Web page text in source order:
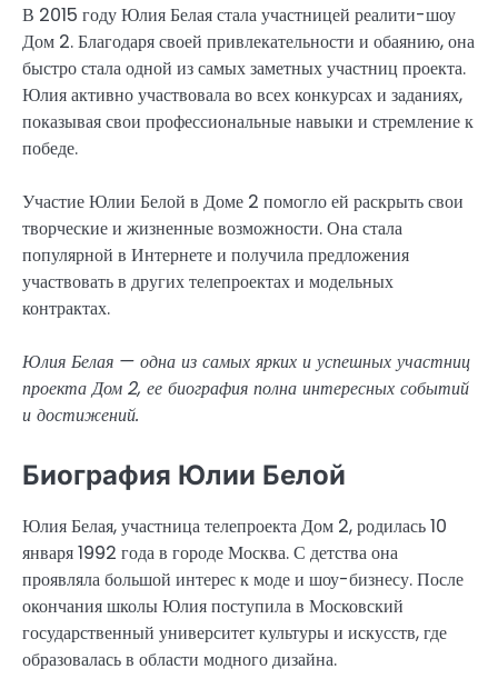
В 2015 году Юлия Белая стала участницей реалити-шоу
Дом 2. Благодаря своей привлекательности и обаянию, она
быстро стала одной из самых заметных участниц проекта.
Юлия активно участвовала во всех конкурсах и заданиях,
показывая свои профессиональные навыки и стремление к
победе.
Участие Юлии Белой в Доме 2 помогло ей раскрыть свои
творческие и жизненные возможности. Она стала
популярной в Интернете и получила предложения
участвовать в других телепроектах и модельных
контрактах.
Юлия Белая — одна из самых ярких и успешных участниц
проекта Дом 2, ее биография полна интересных событий
и достижений.
Биография Юлии Белой
Юлия Белая, участница телепроекта Дом 2, родилась 10
января 1992 года в городе Москва. С детства она
проявляла большой интерес к моде и шоу-бизнесу. После
окончания школы Юлия поступила в Московский
государственный университет культуры и искусств, где
образовалась в области модного дизайна.